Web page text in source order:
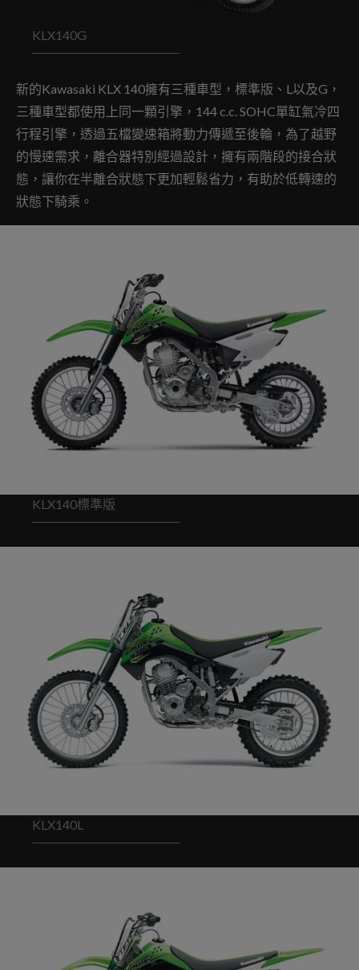
KLX140G
新的Kawasaki KLX 140擁有三種車型，標準版、L以及G，
三種車型都使用上同一顆引擎，144 c.c. SOHC單缸氣冷四
行程引擎，透過五檔變速箱將動力傳遞至後輪，為了越野
的慢速需求，離合器特別經過設計，擁有兩階段的接合狀
態，讓你在半離合狀態下更加輕鬆省力，有助於低轉速的
狀態下騎乘。
KLX140標準版
KLX140L